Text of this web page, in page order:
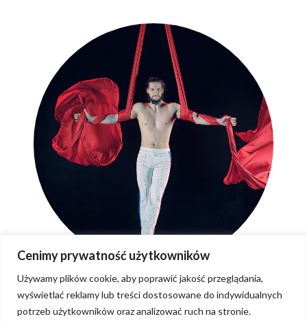
Cenimy prywatność użytkowników
Używamy plików cookie, aby poprawić jakość przeglądania,
wyświetlać reklamy lub treści dostosowane do indywidualnych
potrzeb użytkowników oraz analizować ruch na stronie.